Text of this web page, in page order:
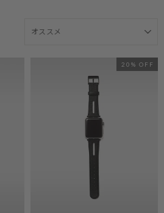
20% OFF